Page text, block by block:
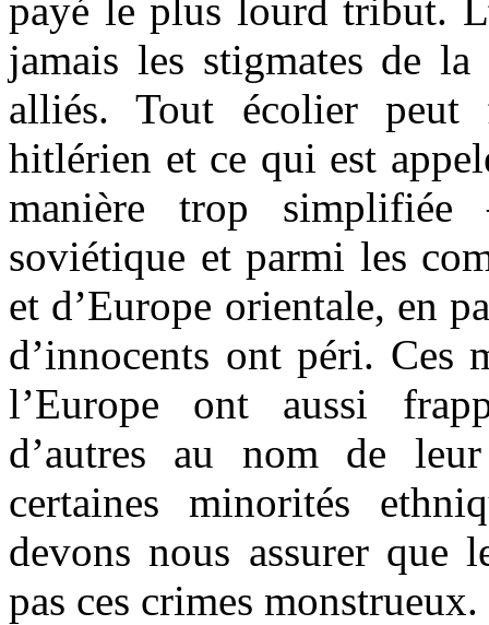
payé le plus lourd tribut.
jamais les stigmates de
alliés. Tout écolier
hitlérien et ce qui est
manière trop simplifiée
soviétique et parmi les
et d’Europe orientale, en
d’innocents ont péri. Ces
l’Europe ont aussi
d’autres au nom de
certaines minorités
devons nous assurer que
pas ces crimes monstrueux.